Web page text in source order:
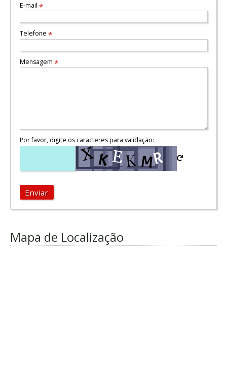
E-mail *
Telefone *
Mensagem *
Por favor, digite os caracteres para validação:
Enviar
Mapa de Localização